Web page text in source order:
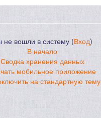
не вошли в систему (Вход)
В начало
Сводка хранения данных
мобильное приложение
на стандартную тему